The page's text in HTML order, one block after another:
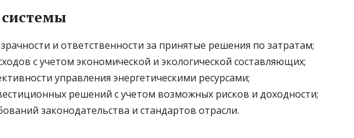
и ответственности за принятые решения по затратам;
с учетом экономической и экологической составляющих;
управления энергетическими ресурсами;
решений с учетом возможных рисков и доходности;
законодательства и стандартов отрасли.